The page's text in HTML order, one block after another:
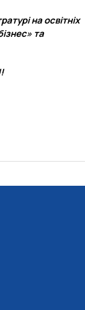
на освітніх
та